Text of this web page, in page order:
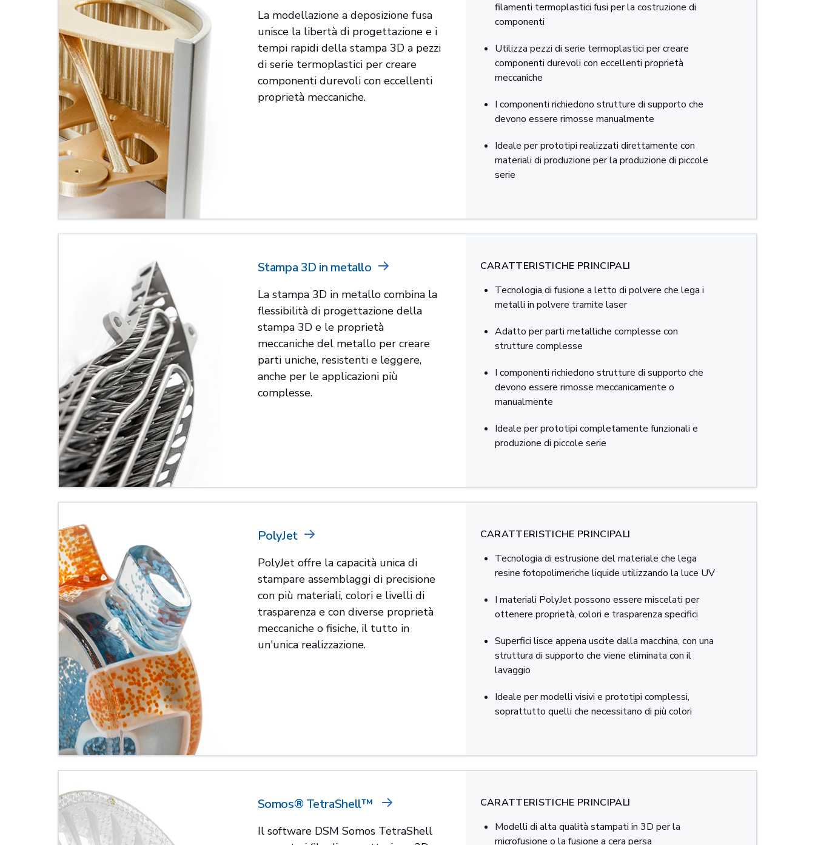
La modellazione a deposizione fusa
unisce la libertà di progettazione e i
tempi rapidi della stampa 3D a pezzi
di serie termoplastici per creare
componenti durevoli con eccellenti
proprietà meccaniche.
filamenti termoplastici fusi per la costruzione di
componenti
Utilizza pezzi di serie termoplastici per creare
componenti durevoli con eccellenti proprietà
meccaniche
I componenti richiedono strutture di supporto che
devono essere rimosse manualmente
Ideale per prototipi realizzati direttamente con
materiali di produzione per la produzione di piccole
serie
Stampa 3D in metallo
La stampa 3D in metallo combina la
flessibilità di progettazione della
stampa 3D e le proprietà
meccaniche del metallo per creare
parti uniche, resistenti e leggere,
anche per le applicazioni più
complesse.
CARATTERISTICHE PRINCIPALI
Tecnologia di fusione a letto di polvere che lega i
metalli in polvere tramite laser
Adatto per parti metalliche complesse con
strutture complesse
I componenti richiedono strutture di supporto che
devono essere rimosse meccanicamente o
manualmente
Ideale per prototipi completamente funzionali e
produzione di piccole serie
PolyJet
PolyJet offre la capacità unica di
stampare assemblaggi di precisione
con più materiali, colori e livelli di
trasparenza e con diverse proprietà
meccaniche o fisiche, il tutto in
un'unica realizzazione.
CARATTERISTICHE PRINCIPALI
Tecnologia di estrusione del materiale che lega
resine fotopolimeriche liquide utilizzando la luce UV
I materiali PolyJet possono essere miscelati per
ottenere proprietà, colori e trasparenza specifici
Superfici lisce appena uscite dalla macchina, con una
struttura di supporto che viene eliminata con il
lavaggio
Ideale per modelli visivi e prototipi complessi,
soprattutto quelli che necessitano di più colori
Somos® TetraShell™
Il software DSM Somos TetraShell
CARATTERISTICHE PRINCIPALI
Modelli di alta qualità stampati in 3D per la
microfusione o la fusione a cera persa